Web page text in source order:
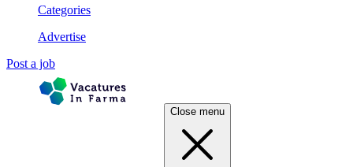
Categories
Advertise
Post a job
Close menu